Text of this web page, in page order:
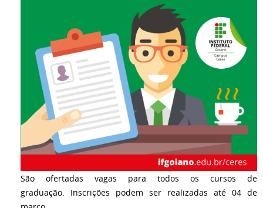
São ofertadas vagas para todos os cursos de
graduação. Inscrições podem ser realizadas até 04 de